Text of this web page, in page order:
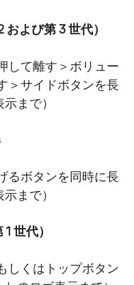
および第 3 世代）
して離す＞ボリュー
＞サイドボタンを長
まで）
るボタンを同時に長
まで）
世代）
しくはトップボタン